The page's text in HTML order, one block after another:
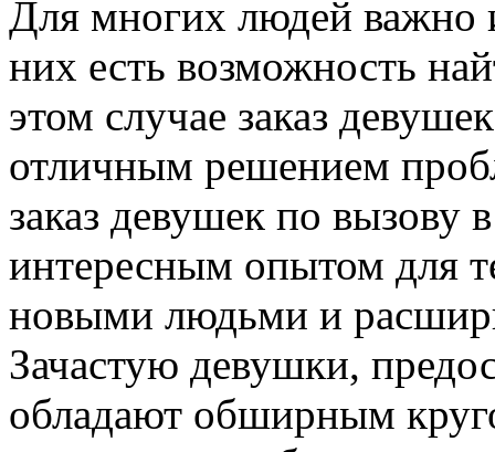
Для многих людей важно
них есть возможность
этом случае заказ
отличным решением
заказ девушек по вызову
интересным опытом для
новыми людьми и
Зачастую девушки,
обладают обширным